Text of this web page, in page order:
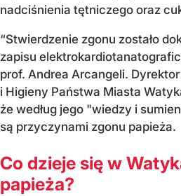
nadciśnienia tętniczego oraz
“Stwierdzenie zgonu zostało
zapisu
prof. Andrea Arcangeli.
i Higieny Państwa Miasta
że według jego "wiedzy i
są przyczynami zgonu papieża.
Co dzieje się w
papieża?